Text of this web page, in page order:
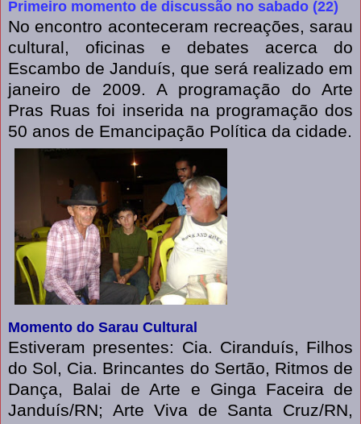
Primeiro momento de discussão no sabado (22)
No encontro aconteceram recreações, sarau
cultural, oficinas e debates acerca do
Escambo de Janduís, que será realizado em
janeiro de 2009. A programação do Arte
Pras Ruas foi inserida na programação dos
50 anos de Emancipação Política da cidade.
Momento do Sarau Cultural
Estiveram presentes: Cia. Ciranduís, Filhos
do Sol, Cia. Brincantes do Sertão, Ritmos de
Dança, Balai de Arte e Ginga Faceira de
Janduís/RN; Arte Viva de Santa Cruz/RN,